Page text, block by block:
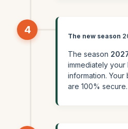
4
The new season
The season
immediately
information.
are 100% secure.